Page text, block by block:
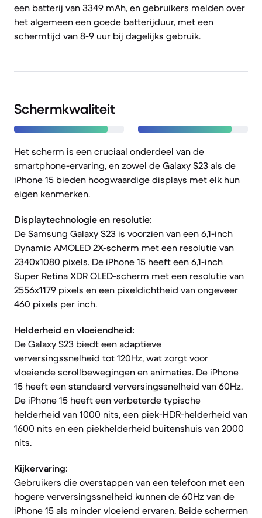
een batterij van 3349 mAh, en gebruikers melden over
het algemeen een goede batterijduur, met een
schermtijd van 8-9 uur bij dagelijks gebruik.
Schermkwaliteit
Het scherm is een cruciaal onderdeel van de
smartphone-ervaring, en zowel de Galaxy S23 als de
iPhone 15 bieden hoogwaardige displays met elk hun
eigen kenmerken.
Displaytechnologie en resolutie:
De Samsung Galaxy S23 is voorzien van een 6,1-inch
Dynamic AMOLED 2X-scherm met een resolutie van
2340x1080 pixels. De iPhone 15 heeft een 6,1-inch
Super Retina XDR OLED-scherm met een resolutie van
2556x1179 pixels en een pixeldichtheid van ongeveer
460 pixels per inch.
Helderheid en vloeiendheid:
De Galaxy S23 biedt een adaptieve
verversingssnelheid tot 120Hz, wat zorgt voor
vloeiende scrollbewegingen en animaties. De iPhone
15 heeft een standaard verversingssnelheid van 60Hz.
De iPhone 15 heeft een verbeterde typische
helderheid van 1000 nits, een piek-HDR-helderheid van
1600 nits en een piekhelderheid buitenshuis van 2000
nits.
Kijkervaring:
Gebruikers die overstappen van een telefoon met een
hogere verversingssnelheid kunnen de 60Hz van de
iPhone 15 als minder vloeiend ervaren. Beide schermen